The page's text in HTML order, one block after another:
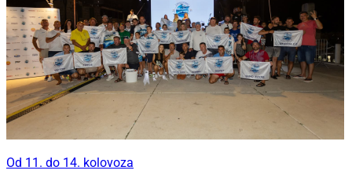
Od 11. do 14. kolovoza